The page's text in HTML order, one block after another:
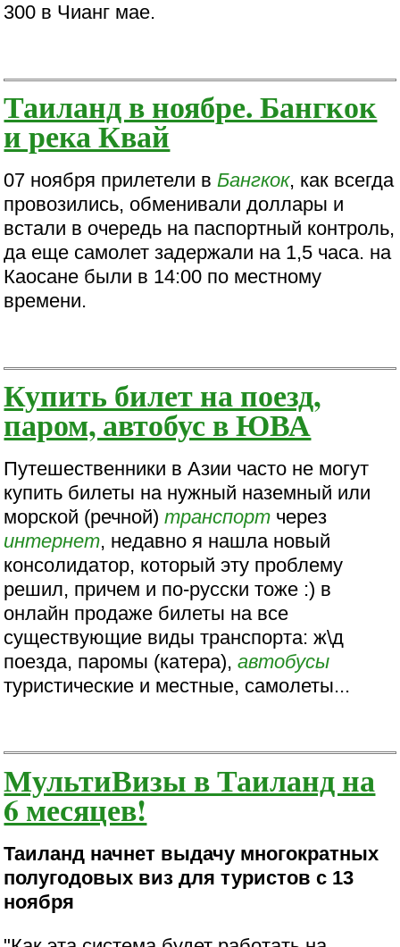
300 в Чианг мае.
Таиланд в ноябре. Бангкок
и река Квай
07 ноября прилетели в Бангкок, как всегда
провозились, обменивали доллары и
встали в очередь на паспортный контроль,
да еще самолет задержали на 1,5 часа. на
Каосане были в 14:00 по местному
времени.
Купить билет на поезд,
паром, автобус в ЮВА
Путешественники в Азии часто не могут
купить билеты на нужный наземный или
морской (речной)транспорт через
интернет, недавно я нашла новый
консолидатор, который эту проблему
решил, причем и по-русски тоже :) в
онлайн продаже билеты на все
существующие виды транспорта: ж\д
поезда, паромы (катера),автобусы
туристические и местные, самолеты...
МультиВизы в Таиланд на
6 месяцев!
Таиланд начнет выдачу многократных
полугодовых виз для туристов с 13
ноября